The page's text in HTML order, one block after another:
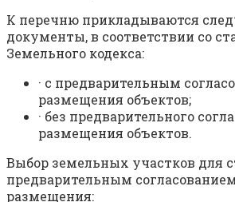
К перечню прикладываются
документы, в соответствии со
Земельного кодекса:
· с предварительным
размещения объектов;
· без предварительного
размещения объектов.
Выбор земельных участков для
предварительным
размещения: